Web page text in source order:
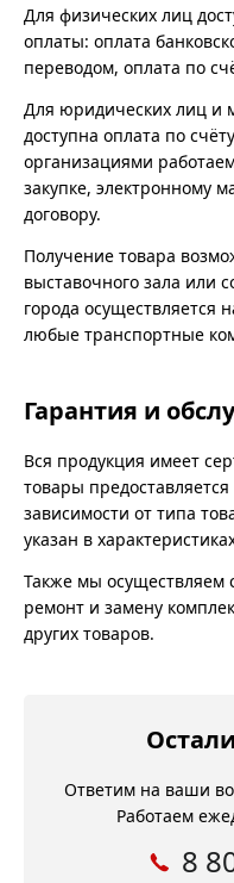
Для физических лиц
оплаты: оплата
переводом, оплата по
Для юридических лиц и
доступна оплата по
организациями
закупке, электронному
договору.
Получение товара
выставочного зала или
города
любые транспортные
Гарантия и
Вся продукция имеет
товары
зависимости от типа
указан в
Также мы осуществляем
ремонт и замену
других товаров.
Ответим на ваши
Работаем
8